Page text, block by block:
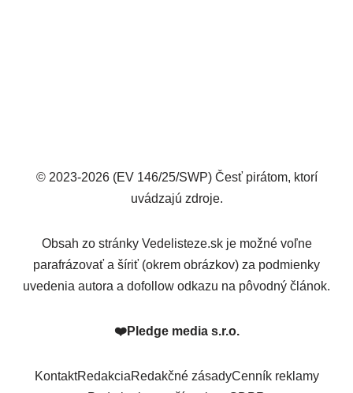
© 2023-2026 (EV 146/25/SWP) Česť pirátom, ktorí
uvádzajú zdroje.
Obsah zo stránky Vedelisteze.sk je možné voľne
parafrázovať a šíriť (okrem obrázkov) za podmienky
uvedenia autora a dofollow odkazu na pôvodný článok.
❤️Pledge media s.r.o.
KontaktRedakciaRedakčné zásadyCenník reklamy